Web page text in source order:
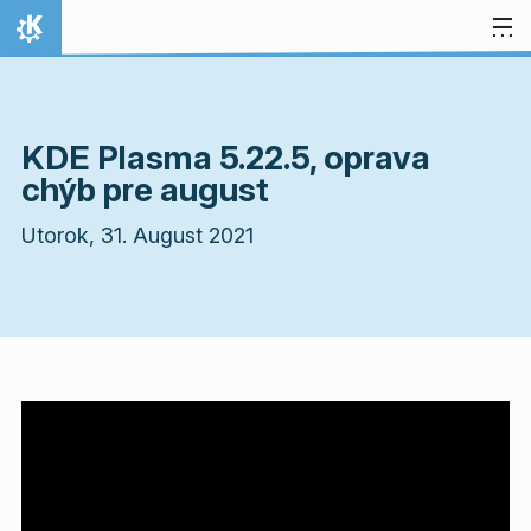
Preskočiť na obsah
Domov
KDE Plasma 5.22.5, oprava
chýb pre august
Utorok, 31. August 2021